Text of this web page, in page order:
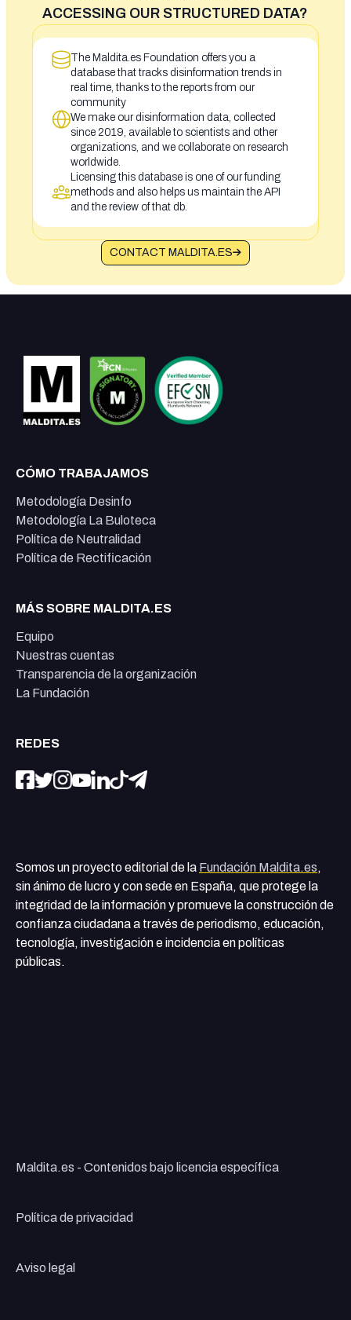
ACCESSING OUR STRUCTURED DATA?
The Maldita.es Foundation offers you a
database that tracks disinformation trends in
real time, thanks to the reports from our
community
We make our disinformation data, collected
since 2019, available to scientists and other
organizations, and we collaborate on research
worldwide.
Licensing this database is one of our funding
methods and also helps us maintain the API
and the review of that db.
CONTACT MALDITA.ES
CÓMO TRABAJAMOS
Metodología Desinfo
Metodología La Buloteca
Política de Neutralidad
Política de Rectificación
MÁS SOBRE MALDITA.ES
Equipo
Nuestras cuentas
Transparencia de la organización
La Fundación
REDES
Somos un proyecto editorial de la Fundación Maldita.es,
sin ánimo de lucro y con sede en España, que protege la
integridad de la información y promueve la construcción de
confianza ciudadana a través de periodismo, educación,
tecnología, investigación e incidencia en políticas
públicas.
Maldita.es - Contenidos bajo licencia específica
Política de privacidad
Aviso legal